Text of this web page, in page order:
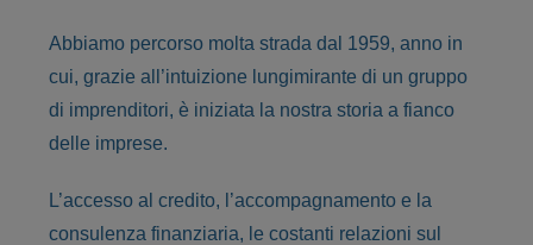
Abbiamo percorso molta strada dal 1959, anno in
cui, grazie all’intuizione lungimirante di un gruppo
di imprenditori, è iniziata la nostra storia a fianco
delle imprese.
L’accesso al credito, l’accompagnamento e la
consulenza finanziaria, le costanti relazioni sul